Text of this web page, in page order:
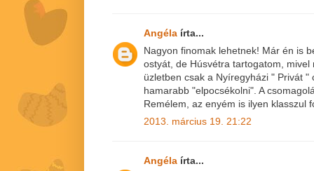
Angéla írta...
Nagyon finomak lehetnek! Már én is
ostyát, de Húsvétra tartogatom,
üzletben csak a Nyíregyházi " Privát
hamarabb "elpocsékolni". A
Remélem, az enyém is ilyen klasszul
2013. március 19. 21:22
Angéla írta...